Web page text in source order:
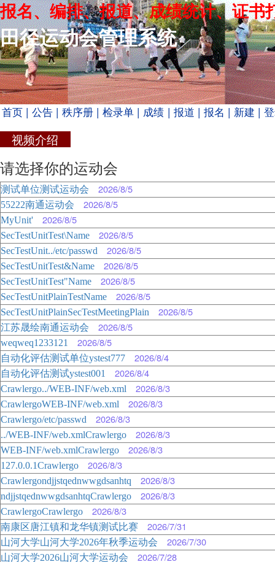
报名、编排、报道、成绩统计、证书
田径运动会管理系统
首页 | 公告 | 秩序册 | 检录单 | 成绩 | 报道 | 报名 | 新建 |
视频介绍
请选择你的运动会
测试单位测试运动会 2026/8/5
55222南通运动会 2026/8/5
MyUnit' 2026/8/5
SecTestUnitTest\Name 2026/8/5
SecTestUnit../etc/passwd 2026/8/5
SecTestUnitTest&Name 2026/8/5
SecTestUnitTest"Name 2026/8/5
SecTestUnitPlainTestName 2026/8/5
SecTestUnitPlainSecTestMeetingPlain 2026/8/5
江苏晟绘南通运动会 2026/8/5
weqweq1233121 2026/8/5
自动化评估测试单位ystest777 2026/8/4
自动化评估测试ystest001 2026/8/4
Crawlergo../WEB-INF/web.xml 2026/8/3
CrawlergoWEB-INF/web.xml 2026/8/3
Crawlergo/etc/passwd 2026/8/3
../WEB-INF/web.xmlCrawlergo 2026/8/3
WEB-INF/web.xmlCrawlergo 2026/8/3
127.0.0.1Crawlergo 2026/8/3
Crawlergondjjstqednwwgdsanhtq 2026/8/3
ndjjstqednwwgdsanhtqCrawlergo 2026/8/3
CrawlergoCrawlergo 2026/8/3
南康区唐江镇和龙华镇测试比赛 2026/7/31
山河大学山河大学2026年秋季运动会 2026/7/30
山河大学2026山河大学运动会 2026/7/28